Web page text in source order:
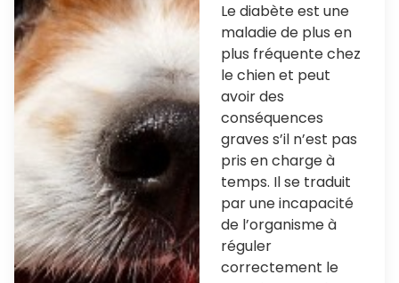
Le diabète est une
maladie de plus en
plus fréquente chez
le chien et peut
avoir des
conséquences
graves s’il n’est pas
pris en charge à
temps. Il se traduit
par une incapacité
de l’organisme à
réguler
correctement le